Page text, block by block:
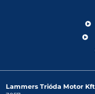
Lammers Trióda Motor